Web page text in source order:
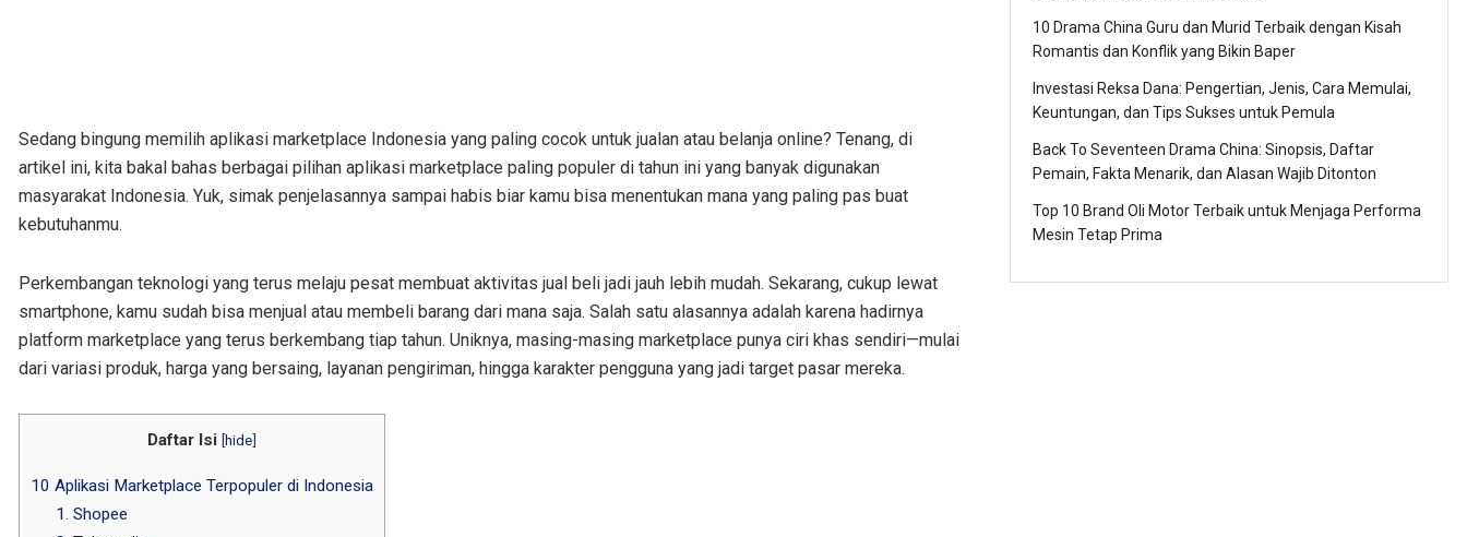
Sedang bingung memilih aplikasi marketplace Indonesia yang paling cocok untuk jualan atau belanja online? Tenang, di
artikel ini, kita bakal bahas berbagai pilihan aplikasi marketplace paling populer di tahun ini yang banyak digunakan
masyarakat Indonesia. Yuk, simak penjelasannya sampai habis biar kamu bisa menentukan mana yang paling pas buat
kebutuhanmu.
Perkembangan teknologi yang terus melaju pesat membuat aktivitas jual beli jadi jauh lebih mudah. Sekarang, cukup lewat
smartphone, kamu sudah bisa menjual atau membeli barang dari mana saja. Salah satu alasannya adalah karena hadirnya
platform marketplace yang terus berkembang tiap tahun. Uniknya, masing-masing marketplace punya ciri khas sendiri—mulai
dari variasi produk, harga yang bersaing, layanan pengiriman, hingga karakter pengguna yang jadi target pasar mereka.
Daftar Isi [hide]
10 Aplikasi Marketplace Terpopuler di Indonesia
1. Shopee
10 Drama China Guru dan Murid Terbaik dengan Kisah
Romantis dan Konflik yang Bikin Baper
Investasi Reksa Dana: Pengertian, Jenis, Cara Memulai,
Keuntungan, dan Tips Sukses untuk Pemula
Back To Seventeen Drama China: Sinopsis, Daftar
Pemain, Fakta Menarik, dan Alasan Wajib Ditonton
Top 10 Brand Oli Motor Terbaik untuk Menjaga Performa
Mesin Tetap Prima